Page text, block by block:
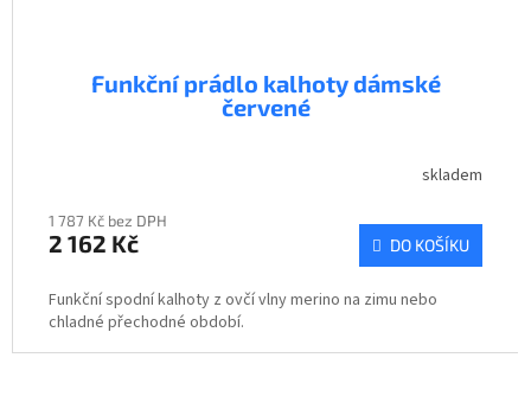
Funkční prádlo kalhoty dámské
červené
skladem
1 787 Kč bez DPH
2 162 Kč DO KOŠÍKU
Funkční spodní kalhoty z ovčí vlny merino na zimu nebo
chladné přechodné období.